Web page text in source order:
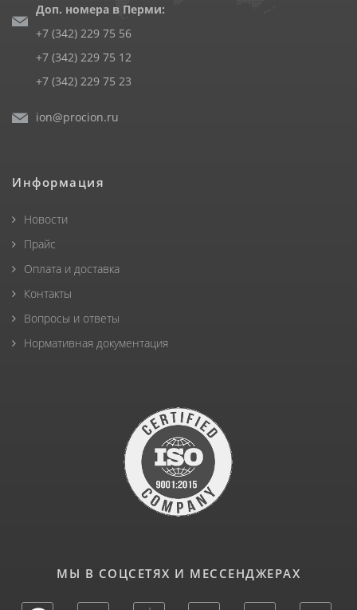
Доп. номера в Перми:
+7 (342) 229 75 56
+7 (342) 229 75 12
+7 (342) 229 75 23
ion@procion.ru
Информация
Новости
Прайс
Оплата и доставка
Контакты
Вопросы и ответы
Нормативная документация
МЫ В СОЦСЕТЯХ И МЕССЕНДЖЕРАХ